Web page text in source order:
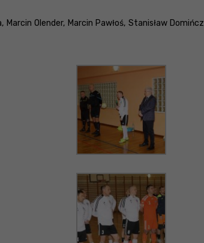
Marcin Olender, Marcin Pawłoś, Stanisław